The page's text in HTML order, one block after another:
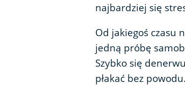
najbardziej się
Od jakiegoś czasu
jedną próbę
Szybko się
płakać bez